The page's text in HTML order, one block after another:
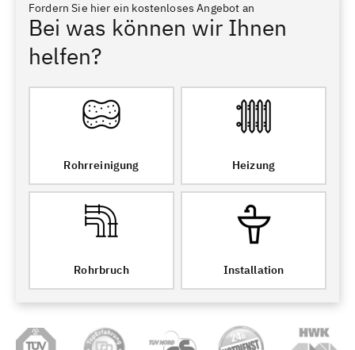
Fordern Sie hier ein kostenloses Angebot an
Bei was können wir Ihnen
helfen?
Rohrreinigung Heizung
Rohrbruch Installation